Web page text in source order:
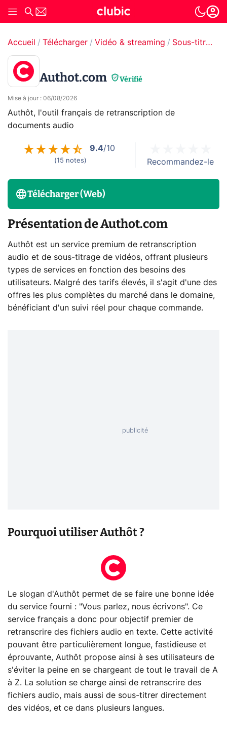
Accueil Télécharger Vidéo & streaming Sous-titrage
Authot.com Vérifié
Mise à jour : 06/08/2026
Authôt, l'outil français de retranscription de
documents audio
9.4/10
(15 notes) Recommandez-le
Télécharger (Web)
Présentation de Authot.com
Authôt est un service premium de retranscription
audio et de sous-titrage de vidéos, offrant plusieurs
types de services en fonction des besoins des
utilisateurs. Malgré des tarifs élevés, il s'agit d'une des
offres les plus complètes du marché dans le domaine,
bénéficiant d'un suivi réel pour chaque commande.
Pourquoi utiliser Authôt ?
Le slogan d'Authôt permet de se faire une bonne idée
du service fourni : "Vous parlez, nous écrivons". Ce
service français a donc pour objectif premier de
retranscrire des fichiers audio en texte. Cette activité
pouvant être particulièrement longue, fastidieuse et
éprouvante, Authôt propose ainsi à ses utilisateurs de
s'éviter la peine en se chargeant de tout le travail de A
à Z. La solution se charge ainsi de retranscrire des
fichiers audio, mais aussi de sous-titrer directement
des vidéos, et ce dans plusieurs langues.